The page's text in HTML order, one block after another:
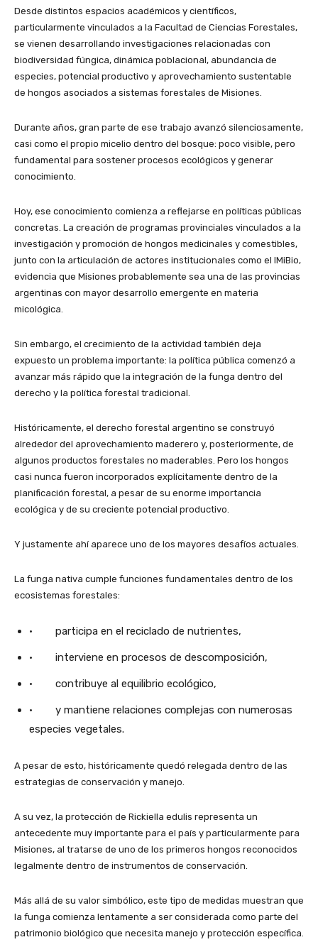
Desde distintos espacios académicos y científicos,
particularmente vinculados a la Facultad de Ciencias Forestales,
se vienen desarrollando investigaciones relacionadas con
biodiversidad fúngica, dinámica poblacional, abundancia de
especies, potencial productivo y aprovechamiento sustentable
de hongos asociados a sistemas forestales de Misiones.
Durante años, gran parte de ese trabajo avanzó silenciosamente,
casi como el propio micelio dentro del bosque: poco visible, pero
fundamental para sostener procesos ecológicos y generar
conocimiento.
Hoy, ese conocimiento comienza a reflejarse en políticas públicas
concretas. La creación de programas provinciales vinculados a la
investigación y promoción de hongos medicinales y comestibles,
junto con la articulación de actores institucionales como el IMiBio,
evidencia que Misiones probablemente sea una de las provincias
argentinas con mayor desarrollo emergente en materia
micológica.
Sin embargo, el crecimiento de la actividad también deja
expuesto un problema importante: la política pública comenzó a
avanzar más rápido que la integración de la funga dentro del
derecho y la política forestal tradicional.
Históricamente, el derecho forestal argentino se construyó
alrededor del aprovechamiento maderero y, posteriormente, de
algunos productos forestales no maderables. Pero los hongos
casi nunca fueron incorporados explícitamente dentro de la
planificación forestal, a pesar de su enorme importancia
ecológica y de su creciente potencial productivo.
Y justamente ahí aparece uno de los mayores desafíos actuales.
La funga nativa cumple funciones fundamentales dentro de los
ecosistemas forestales:
· participa en el reciclado de nutrientes,
· interviene en procesos de descomposición,
· contribuye al equilibrio ecológico,
· y mantiene relaciones complejas con numerosas
especies vegetales.
A pesar de esto, históricamente quedó relegada dentro de las
estrategias de conservación y manejo.
A su vez, la protección de Rickiella edulis representa un
antecedente muy importante para el país y particularmente para
Misiones, al tratarse de uno de los primeros hongos reconocidos
legalmente dentro de instrumentos de conservación.
Más allá de su valor simbólico, este tipo de medidas muestran que
la funga comienza lentamente a ser considerada como parte del
patrimonio biológico que necesita manejo y protección específica.